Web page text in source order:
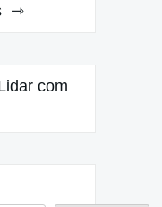
com